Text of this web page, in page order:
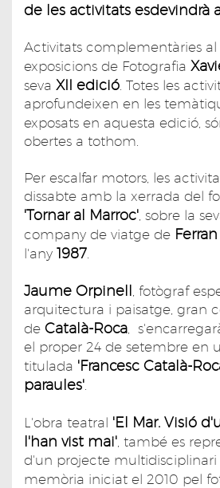
de les activitats esdevindrà
Activitats complementàries al
exposicions de Fotografia
seva XII edició . Totes les
aprofundeixen en les
exposats en aquesta edició,
obertes a tothom.
Per escalfar motors, les
dissabte amb la xerrada del
'Tornar al Marroc' , sobre la
company de viatge de
l'any 1987
Jaume Orpinell , fotògraf
arquitectura i paisatge, gran
de Català-Roca ,
el proper 24 de setembre en
titulada 'Francesc Català-
paraules'
L'obra teatral 'El Mar. Visió
l'han vist mai' , també es
d'un projecte
memòria iniciat el 2010 pel